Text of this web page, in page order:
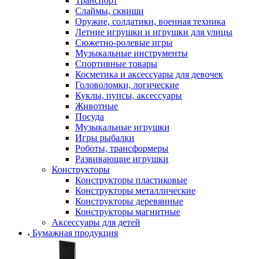
Слаймы, сквиши
Оружие, солдатики, военная техника
Летние игрушки и игрушки для улицы
Сюжетно-ролевые игры
Музыкальные инструменты
Спортивные товары
Косметика и аксессуары для девочек
Головоломки, логические
Куклы, пупсы, аксессуары
Животные
Посуда
Музыкальные игрушки
Игры рыбалки
Роботы, трансформеры
Развивающие игрушки
Конструкторы
Конструкторы пластиковые
Конструкторы металлические
Конструкторы деревянные
Конструкторы магнитные
Аксессуары для детей
Бумажная продукция